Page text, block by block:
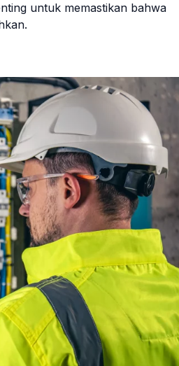
untuk memastikan bahwa